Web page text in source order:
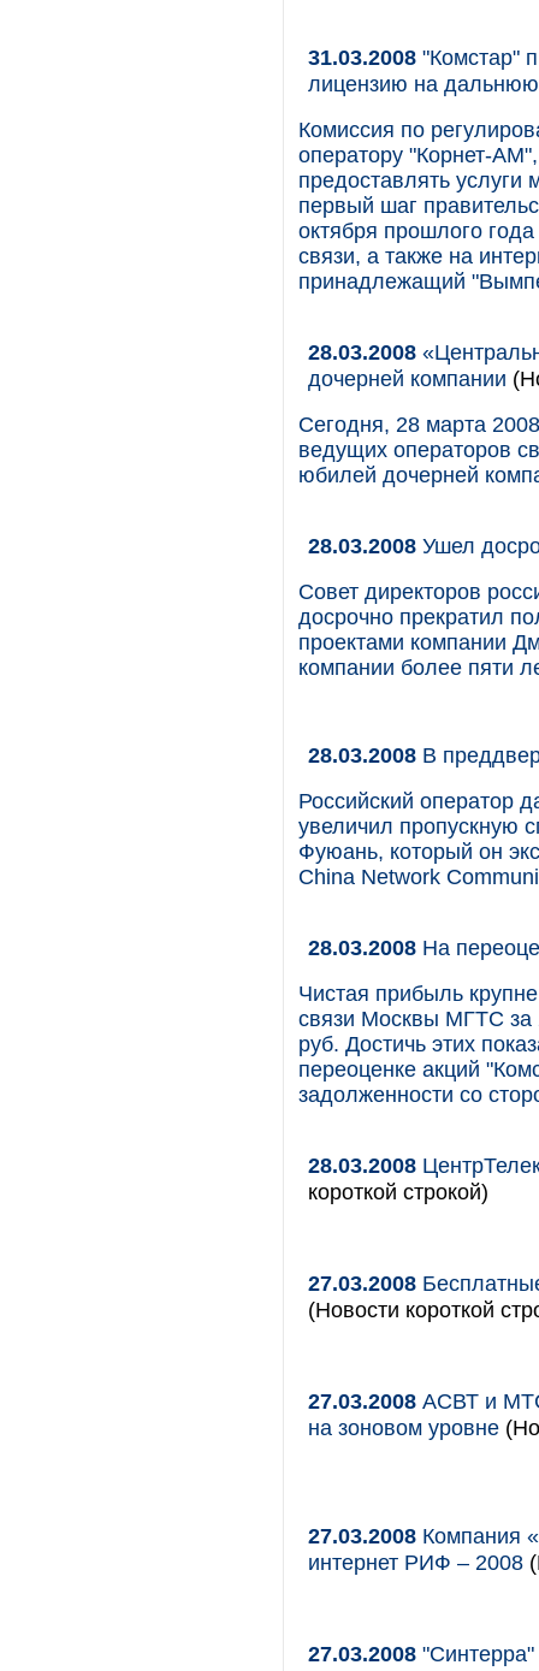
31.03.2008 "Комстар"
лицензию на
Комиссия по
оператору "Корнет-
предоставлять
первый шаг
октября прошлого
связи, а также на
принадлежащий
28.03.2008
дочерней компании
Сегодня, 28 марта
ведущих операторов
юбилей дочерней
28.03.2008 Ушел
Совет директоров
досрочно прекратил
проектами компании
компании более пяти
28.03.2008 В
Российский оператор
увеличил пропускную
Фуюань, который он
China Network
28.03.2008 На
Чистая прибыль
связи Москвы МГТС за
руб. Достичь этих
переоценке акций
задолженности со
28.03.2008
короткой строкой)
27.03.2008
(Новости короткой
27.03.2008 АСВТ и
на зоновом уровне
27.03.2008 Компания
интернет РИФ – 2008
27.03.2008